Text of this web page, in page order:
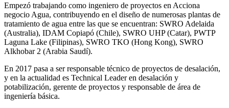
Empezó trabajando como ingeniero de proyectos en Acciona
negocio Agua, contribuyendo en el diseño de numerosas plantas de
tratamiento de agua entre las que se encuentran: SWRO Adelaida
(Australia), IDAM Copiapó (Chile), SWRO UHP (Catar), PWTP
Laguna Lake (Filipinas), SWRO TKO (Hong Kong), SWRO
Alkhobar 2 (Arabia Saudí).
En 2017 pasa a ser responsable técnico de proyectos de desalación,
y en la actualidad es Technical Leader en desalación y
potabilización, gerente de proyectos y responsable de área de
ingeniería básica.